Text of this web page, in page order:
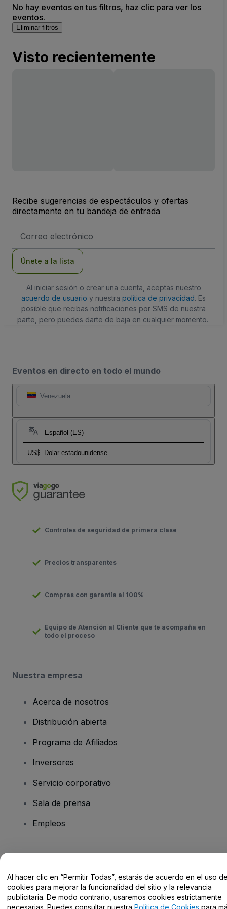
No hay eventos en tus filtros, haz clic para ver los
eventos.
Eliminar filtros
Visto recientemente
Recibe sugerencias de espectáculos y ofertas
directamente en tu bandeja de entrada
de
Únete a la lista
Al iniciar sesión o crear una cuenta, aceptas nuestro
acuerdo de usuario y nuestra política de privacidad. Es
posible que recibas notificaciones por SMS de nuestra
parte, pero puedes darte de baja en cualquier momento.
Eventos en directo en todo el mundo
Venezuela
Español (ES)
US$ Dolar estadounidense
Controles de seguridad de primera clase
Precios transparentes
Compras con garantía al 100%
Equipo de Atención al Cliente que te acompaña en
todo el proceso
Nuestra empresa
Acerca de nosotros
Distribución abierta
Programa de Afiliados
Inversores
Servicio corporativo
Sala de prensa
Empleos
Centro de Ayuda / Contacto
Al hacer clic en “Permitir Todas”, estarás de acuerdo en el uso
cookies para mejorar la funcionalidad del sitio y la relevancia
publicitaria. De modo contrario, usaremos cookies estrictamente
necesarias. Puedes consultar nuestra Política de Cookies para